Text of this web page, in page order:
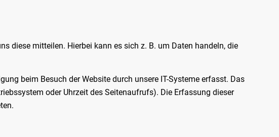
diese mitteilen. Hierbei kann es sich z. B. um Daten handeln, die
beim Besuch der Website durch unsere IT-Systeme erfasst. Das
oder Uhrzeit des Seitenaufrufs). Die Erfassung dieser